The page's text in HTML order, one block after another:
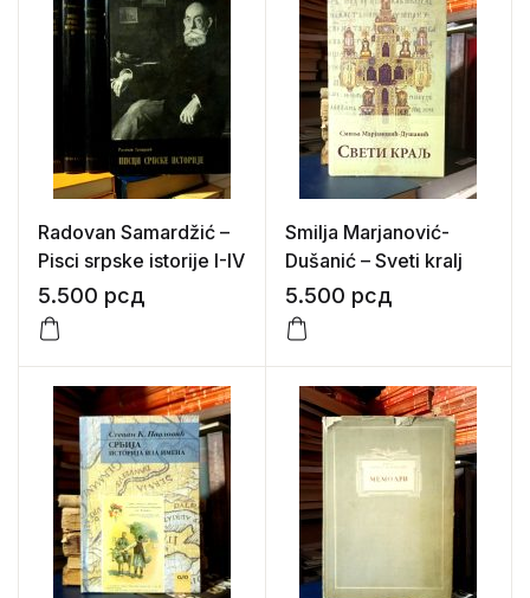
Radovan Samardžić –
Pisci srpske istorije I-IV
5.500 рсд
Smilja Marjanović-
Dušanić – Sveti kralj
5.500 рсд